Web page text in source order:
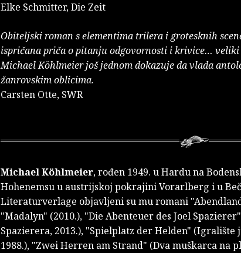
Elke Schmitter, Die Zeit
Obiteljski roman s elementima trilera i grotesknih
ispričana priča o pitanju odgovornosti i krivice…
Michael Köhlmeier još jednom dokazuje da vlada
žanrovskim oblicima.
Carsten Otte, SWR
Michael Köhlmeier, rođen 1949. u Hardu na
Hohenemsu u austrijskoj pokrajini Vorarlberg i u
Literaturverlage objavljeni su mu romani
"Madalyn" (2010.), "Die Abenteuer des Joel
Spazierera, 2013.), "Spielplatz der Helden" (Igralište
1988.), "Zwei Herren am Strand" (Dva muškarca na